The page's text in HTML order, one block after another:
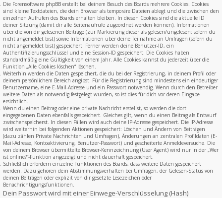
Die Forensoftware phpBB erstellt bei deinem Besuch des Boards mehrere Cookies. Cookies
sind kleine Textdateien, die dein Browser als temporäre Dateien ablegt und die zwischen den
einzelnen Aufrufen des Boards erhalten bleiben. In diesen Cookies sind die aktuelle ID
deiner Sitzung (damit dir alle Seitenaufrufe zugeordnet werden können), Informationen
über die von dir gelesenen Beiträge (zur Markierung dieser als gelesen/ungelesen; sofern du
nicht angemeldet bist) sowie Informationen über deine Teilnahme an Umfragen (sofern du
nicht angemeldet bist) gespeichert. Ferner werden deine Benutzer-ID, ein
Authentifizierungsschlüssel und eine Session-ID gespeichert. Die Cookies haben
standardmäßig eine Gültigkeit von einem Jahr. Alle Cookies kannst du jederzeit über die
Funktion „Alle Cookies löschen“ löschen.
Weiterhin werden die Daten gespeichert, die du bei der Registrierung, in deinem Profil oder
deinem persönlichem Bereich angibst. Für die Registrierung sind mindestens ein eindeutiger
Benutzername, eine E-Mail-Adresse und ein Passwort notwendig. Wenn durch den Betreiber
weitere Daten als notwendig festgelegt wurden, so ist dies für dich vor deren Eingabe
ersichtlich.
Wenn du einen Beitrag oder eine private Nachricht erstellst, so werden die dort
eingegebenen Daten ebenfalls gespeichert. Gleiches gilt, wenn du einen Beitrag als Entwurf
zwischenspeicherst. In diesen Fällen wird auch deine IP-Adresse gespeichert. Die IP-Adresse
wird weiterhin bei folgenden Aktionen gespeichert: Löschen und Ändern von Beiträgen
(dazu zählen Private Nachrichten und Umfragen), Änderungen an zentralen Profildaten (E-
Mail-Adresse, Kontoaktivierung, Benutzer-Passwort) und gescheiterte Anmeldeversuche. Die
von deinem Browser übermittelte Browser-Kennzeichnung (User Agent) wird nur in der „Wer
ist online?“-Funktion angezeigt und nicht dauerhaft gespeichert.
Schließlich erfordern einzelne Funktionen des Boards, dass weitere Daten gespeichert
werden. Dazu gehören dein Abstimmungsverhalten bei Umfragen, der Gelesen-Status von
deinen Beiträgen oder explizit von dir gesetzte Lesezeichen oder
Benachrichtigungsfunktionen.
Dein Passwort wird mit einer Einwege-Verschlüsselung (Hash)